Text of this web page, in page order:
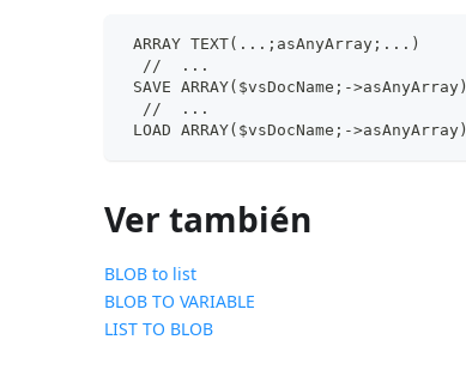
ARRAY TEXT(...;asAnyArray;...)
//  ...
SAVE ARRAY($vsDocName;->asAnyArray)
//  ...
LOAD ARRAY($vsDocName;->asAnyArray)
Ver también
BLOB to list
BLOB TO VARIABLE
LIST TO BLOB